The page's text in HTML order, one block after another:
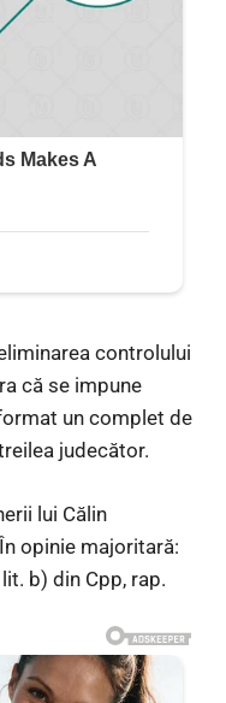
controlului
că se impune
un complet de
judecător.
lui Călin
opinie majoritară:
b) din Cpp, rap.